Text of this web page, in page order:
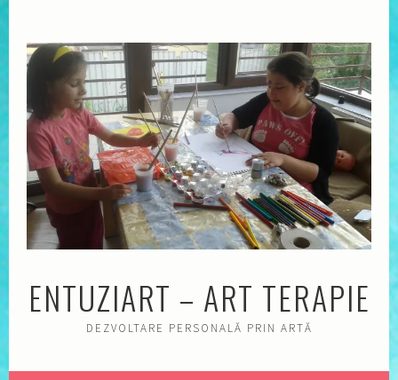
conţinut
ENTUZIART – ART TERAPIE
DEZVOLTARE PERSONALĂ PRIN ARTĂ